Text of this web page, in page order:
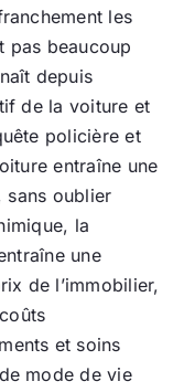
les
pas beaucoup
depuis
de la voiture et
policière et
entraîne une
sans oublier
la
une
de l’immobilier,
et soins
mode de vie